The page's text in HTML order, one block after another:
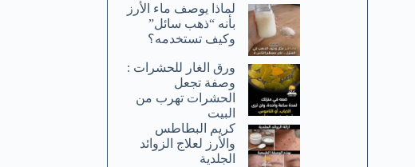
لماذا يوصف ماء الأرز
بأنه “ذهب سائل”
وكيف تستخدمه؟
ورق الغار للحشرات :
وصفة تجعل
الحشرات تهرب من
البيت
كريم البطاطس
والأرز لعلاج الزوائد
الجلدية